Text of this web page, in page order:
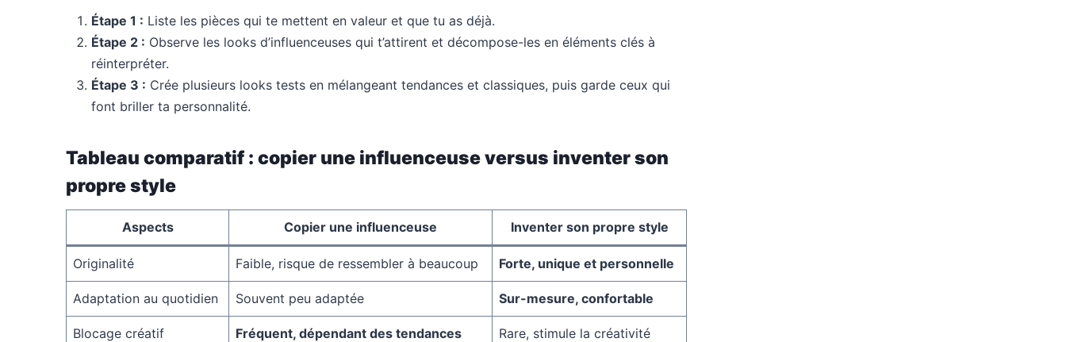
Étape 1 : Liste les pièces qui te mettent en valeur et que tu as déjà.
Étape 2 : Observe les looks d’influenceuses qui t’attirent et décompose-les en éléments clés à
réinterpréter.
Étape 3 : Crée plusieurs looks tests en mélangeant tendances et classiques, puis garde ceux qui
font briller ta personnalité.
Tableau comparatif : copier une influenceuse versus inventer son
propre style
Aspects Copier une influenceuse Inventer son propre style
Originalité Faible, risque de ressembler à beaucoup Forte, unique et personnelle
Adaptation au quotidien Souvent peu adaptée Sur-mesure, confortable
Blocage créatif Fréquent, dépendant des tendances Rare, stimule la créativité